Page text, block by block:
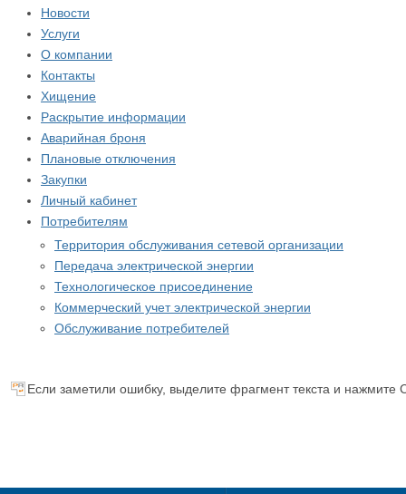
Новости
Услуги
О компании
Контакты
Хищение
Раскрытие информации
Аварийная броня
Плановые отключения
Закупки
Личный кабинет
Потребителям
Территория обслуживания сетевой организации
Передача электрической энергии
Технологическое присоединение
Коммерческий учет электрической энергии
Обслуживание потребителей
Если заметили ошибку, выделите фрагмент текста и нажмите